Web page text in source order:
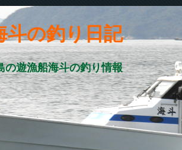
斗の釣り日記
の遊漁船海斗の釣り情報